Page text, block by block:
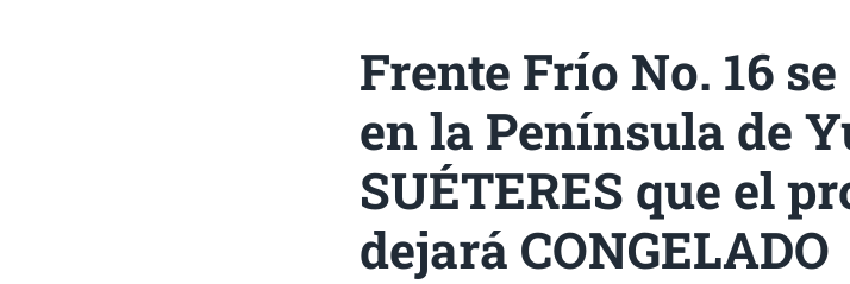
Frente Frío No. 16
en la Península de
SUÉTERES que el
dejará CONGELADO